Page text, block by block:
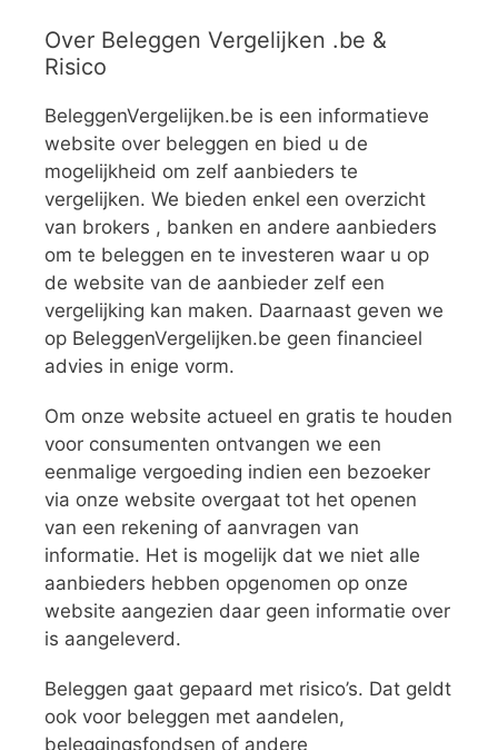
Over Beleggen Vergelijken .be &
Risico
BeleggenVergelijken.be is een informatieve
website over beleggen en bied u de
mogelijkheid om zelf aanbieders te
vergelijken. We bieden enkel een overzicht
van brokers , banken en andere aanbieders
om te beleggen en te investeren waar u op
de website van de aanbieder zelf een
vergelijking kan maken. Daarnaast geven we
op BeleggenVergelijken.be geen financieel
advies in enige vorm.
Om onze website actueel en gratis te houden
voor consumenten ontvangen we een
eenmalige vergoeding indien een bezoeker
via onze website overgaat tot het openen
van een rekening of aanvragen van
informatie. Het is mogelijk dat we niet alle
aanbieders hebben opgenomen op onze
website aangezien daar geen informatie over
is aangeleverd.
Beleggen gaat gepaard met risico’s. Dat geldt
ook voor beleggen met aandelen,
beleggingsfondsen of andere